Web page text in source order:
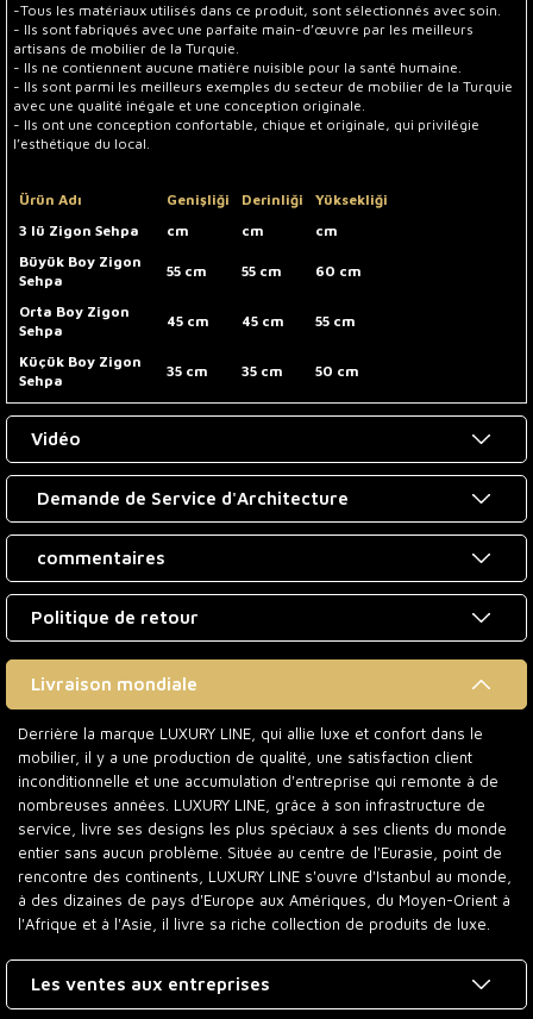
-Tous les matériaux utilisés dans ce produit, sont sélectionnés avec soin.
- Ils sont fabriqués avec une parfaite main-d’œuvre par les meilleurs
artisans de mobilier de la Turquie.
- Ils ne contiennent aucune matière nuisible pour la santé humaine.
- Ils sont parmi les meilleurs exemples du secteur de mobilier de la Turquie
avec une qualité inégale et une conception originale.
- Ils ont une conception confortable, chique et originale, qui privilégie
l’esthétique du local.
Ürün Adı Genişliği Derinliği
Yüksekliği
3 lü Zigon Sehpa
cm cm
cm
Büyük Boy Zigon
Sehpa
55 cm 55 cm 60 cm
Orta Boy Zigon
Sehpa
45 cm 45 cm 55 cm
Küçük Boy Zigon
Sehpa
35 cm 35 cm 50 cm
Vidéo
Demande de Service d'Architecture
commentaires
Politique de retour
Livraison mondiale
Derrière la marque LUXURY LINE, qui allie luxe et confort dans le
mobilier, il y a une production de qualité, une satisfaction client
inconditionnelle et une accumulation d'entreprise qui remonte à de
nombreuses années. LUXURY LINE, grâce à son infrastructure de
service, livre ses designs les plus spéciaux à ses clients du monde
entier sans aucun problème. Située au centre de l'Eurasie, point de
rencontre des continents, LUXURY LINE s'ouvre d'Istanbul au monde,
à des dizaines de pays d'Europe aux Amériques, du Moyen-Orient à
l'Afrique et à l'Asie, il livre sa riche collection de produits de luxe.
Les ventes aux entreprises